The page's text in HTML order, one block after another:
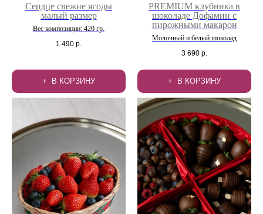
Сердце свежие ягоды
малый размер
Вес композиции: 420 гр.
1 490 р.
В КОРЗИНУ
PREMIUM клубника в
шоколаде Дофамин с
пирожными макарон
Молочный и белый шоколад
3 690 р.
В КОРЗИНУ